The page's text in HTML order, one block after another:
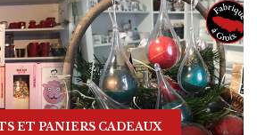
ET PANIERS CADEAUX